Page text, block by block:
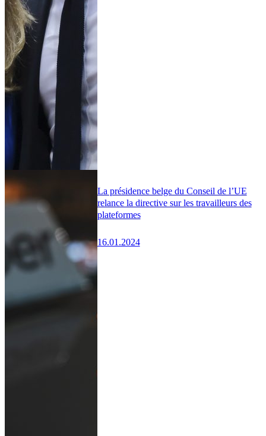
La présidence belge du Conseil de l’UE
relance la directive sur les travailleurs des
plateformes
16.01.2024